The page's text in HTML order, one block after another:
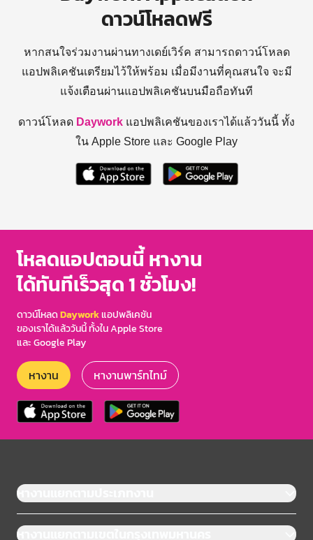
ดาวน์โหลดฟรี
หากสนใจร่วมงานผ่านทางเดย์เวิร์ค สามารถดาวน์โหลด
แอปพลิเคชันเตรียมไว้ให้พร้อม เมื่อมีงานที่คุณสนใจ จะมี
แจ้งเตือนผ่านแอปพลิเคชันบนมือถือทันที
ดาวน์โหลด Daywork แอปพลิเคชันของเราได้แล้ววันนี้ ทั้ง
ใน Apple Store และ Google Play
โหลดแอปตอนนี้ หางาน
ได้ทันทีเร็วสุด 1 ชั่วโมง!
ดาวน์โหลดDayworkแอปพลิเคชัน
ของเราได้แล้ววันนี้ ทั้งใน Apple Store
และ Google Play
หางาน หางานพาร์ทไทม์
หางานแยกตามประเภทงาน
หางานแยกตามเขตในกรุงเทพมหานคร